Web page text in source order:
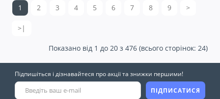
1 2 3 4 5 6 7 8 9 >
>|
Показано від 1 до 20 з 476 (всього сторінок: 24)
Підпишіться і дізнавайтеся про акції та знижки першими!
ПІДПИСАТИСЯ